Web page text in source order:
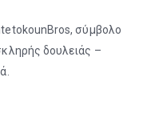
σύμβολο
δουλειάς –